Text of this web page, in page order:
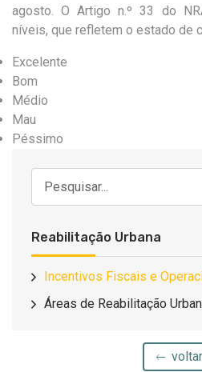
agosto. O Artigo n.º 33 do
níveis, que refletem o estado de
Excelente
Bom
Médio
Mau
Péssimo
Reabilitação Urbana
Incentivos Fiscais e
Áreas de Reabilitação
voltar